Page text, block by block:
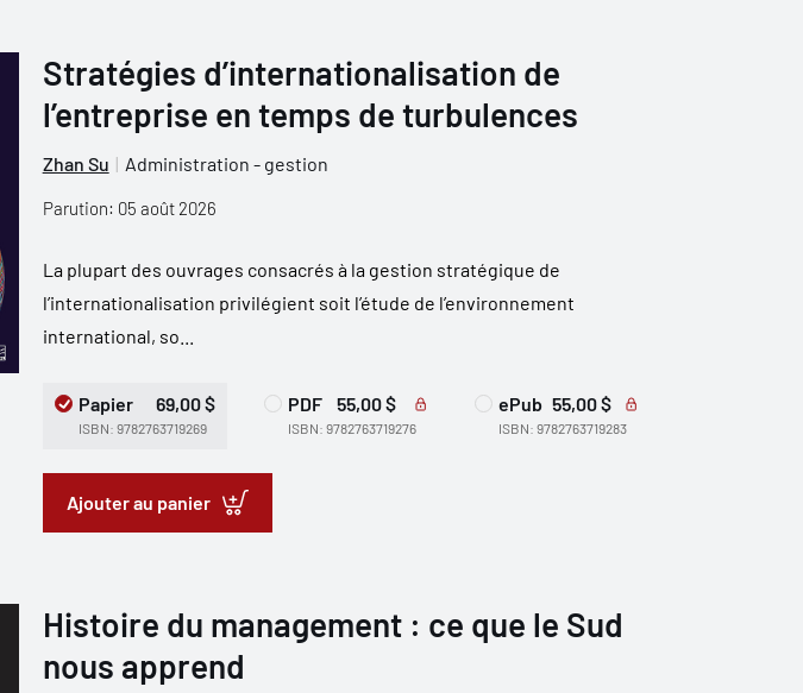
Stratégies d’internationalisation de
l’entreprise en temps de turbulences
Zhan Su Administration - gestion
Parution: 05 août 2026
La plupart des ouvrages consacrés à la gestion stratégique de
l’internationalisation privilégient soit l’étude de l’environnement
international, so...
Papier 69,00 $
ISBN: 9782763719269
PDF 55,00 $
ISBN: 9782763719276
ePub 55,00 $
ISBN: 9782763719283
Ajouter au panier
Histoire du management : ce que le Sud
nous apprend